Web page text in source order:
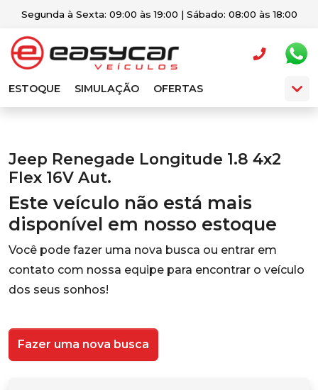
Segunda à Sexta: 09:00 às 19:00 | Sábado: 08:00 às 18:00
ESTOQUE SIMULAÇÃO OFERTAS
Jeep Renegade Longitude 1.8 4x2
Flex 16V Aut.
Este veículo não está mais
disponível em nosso estoque
Você pode fazer uma nova busca ou entrar em
contato com nossa equipe para encontrar o veículo
dos seus sonhos!
Fazer uma nova busca